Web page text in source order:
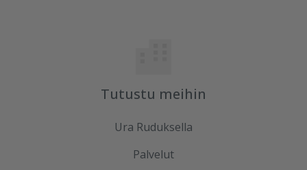
Tutustu meihin
Ura Ruduksella
Palvelut